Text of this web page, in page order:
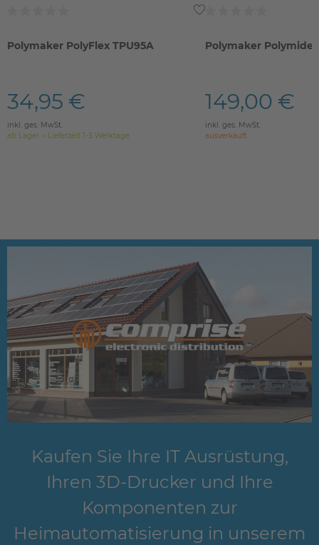
Polymaker PolyFlex TPU95A
34,95 €
inkl. ges. MwSt.
ab Lager > Lieferzeit 1-3 Werktage
Polymaker Polymide
149,00 €
inkl. ges. MwSt.
ausverkauft
Kaufen Sie Ihre IT Ausrüstung,
Ihren 3D-Drucker und Ihre
Komponenten zur
Heimautomatisierung in unserem